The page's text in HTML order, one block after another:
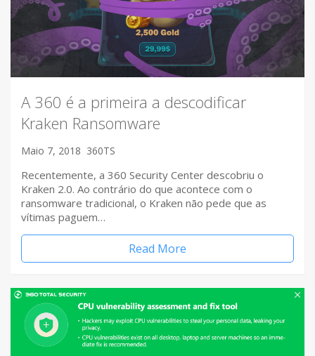
A 360 é a primeira a descodificar
Kraken Ransomware
Maio 7, 2018 360TS
Recentemente, a 360 Security Center descobriu o
Kraken 2.0. Ao contrário do que acontece com o
ransomware tradicional, o Kraken não pede que as
vítimas paguem…
Read More